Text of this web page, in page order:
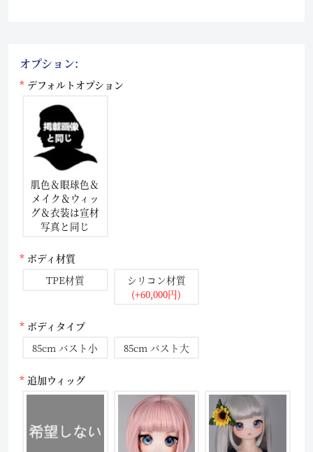
オプション:
デフォルトオプション
肌色＆眼球色＆
メイク＆ウィッ
グ＆衣装は宣材
写真と同じ
ボディ材質
TPE材質
シリコン材質
(+60,000円)
ボディタイプ
85cm バスト小
85cm バスト大
追加ウィッグ